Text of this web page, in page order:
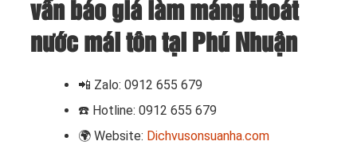
vấn báo giá làm máng thoát
nước mái tôn tại Phú Nhuận
📲 Zalo: 0912 655 679
☎️ Hotline: 0912 655 679
🌍 Website: Dichvusonsuanha.com